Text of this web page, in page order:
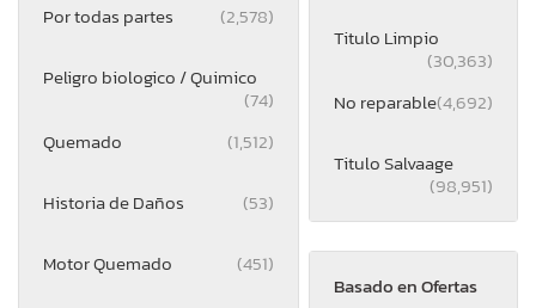
Por todas partes (2,578)
Peligro biologico / Quimico
(74)
Quemado
(1,512)
Historia de Daños (53)
Motor Quemado (451)
Titulo Limpio
(30,363)
No reparable(4,692)
Titulo Salvaage
(98,951)
Basado en Ofertas